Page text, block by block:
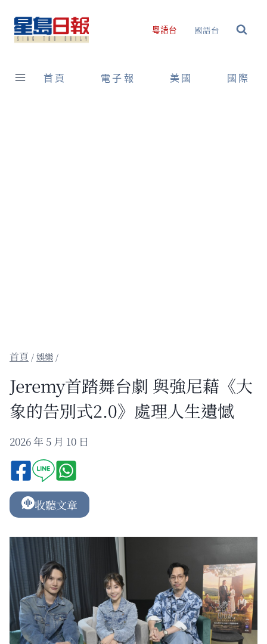
content
粵語台 國語台
首頁 電子報 美國 國際
/娛樂 /
Jeremy首踏舞台劇 與強尼藉《大
象的告別式2.0》處理人生遺憾
2026 年 5 月 10 日
收聽文章